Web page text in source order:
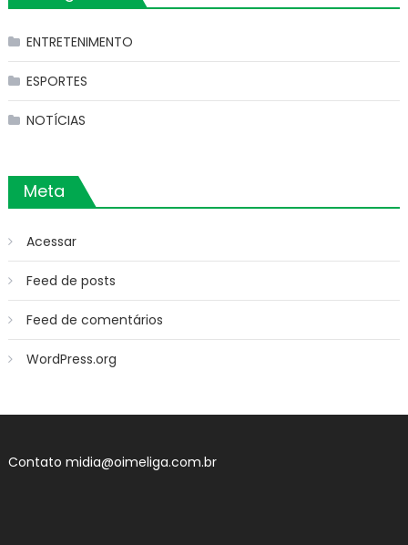
ENTRETENIMENTO
ESPORTES
NOTÍCIAS
Meta
Acessar
Feed de posts
Feed de comentários
WordPress.org
Contato midia@oimeliga.com.br